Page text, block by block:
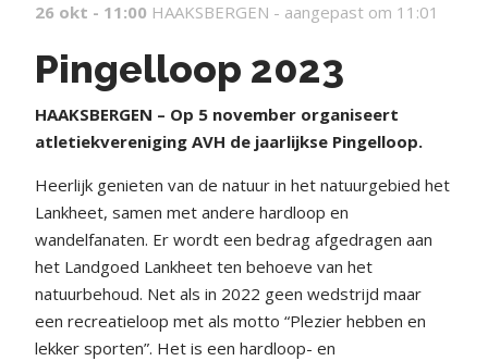
26 okt - 11:00 HAAKSBERGEN - aangepast om 11:01
Pingelloop 2023
HAAKSBERGEN – Op 5 november organiseert
atletiekvereniging AVH de jaarlijkse Pingelloop.
Heerlijk genieten van de natuur in het natuurgebied het
Lankheet, samen met andere hardloop en
wandelfanaten. Er wordt een bedrag afgedragen aan
het Landgoed Lankheet ten behoeve van het
natuurbehoud. Net als in 2022 geen wedstrijd maar
een recreatieloop met als motto “Plezier hebben en
lekker sporten”. Het is een hardloop- en